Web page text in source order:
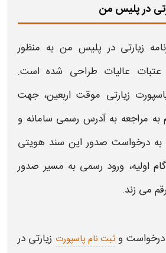
در پلیس من
زیارتی درپلیس من به منظور
عتبات عالیات طراحی شده است.
زیارتی موقت اربعین، جهت
به مراجعه به آدرس رسمی سامانه و
به درخواست صدور این سند هویتی
اولیه، ورود رسمی به مسیر صدور
می‌ زند.
وثبت نام پاسپورت زیارتی در